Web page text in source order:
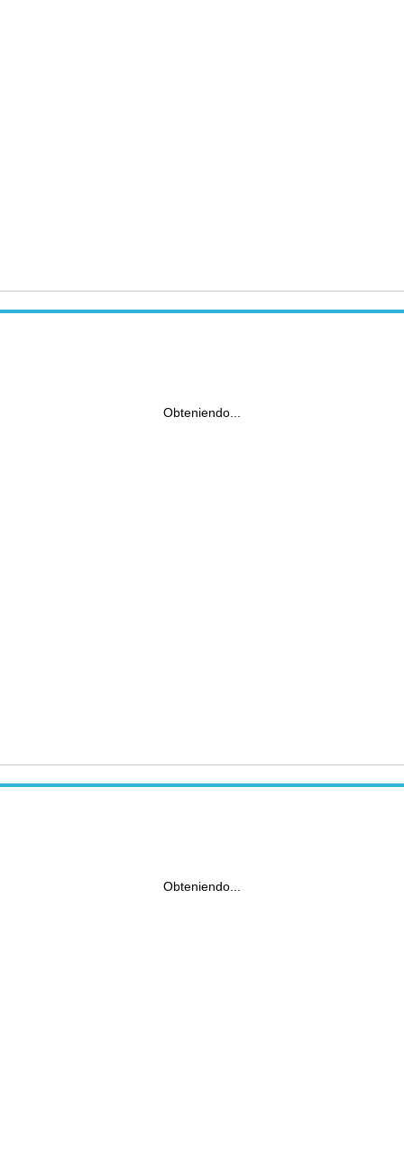
Obteniendo...
Obteniendo...